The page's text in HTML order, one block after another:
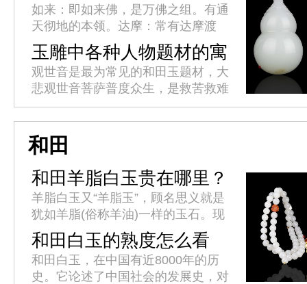
如来：即如来佛，是万佛之组。有通
天彻地的本领。达摩：常有达摩渡
江，达摩过海，达摩面壁等造型。
玉雕中各种人物题材的寓
意
观世音是最为常见的和田玉题材，大
悲观世音菩萨普度众生，是救苦救难
的化身。人们常佩戴或供奉在家中，
祈求平安吉祥。观音心性柔和，仪态
端庄，世事洞明，能永保平安，消
灾...
和田
和田羊脂白玉贵在哪里？
羊脂白玉又“羊脂玉”，顾名思义就是
犹如羊脂(俗称羊油)一样的玉石。现
代对羊脂白玉的标准是：其透闪石成
分必须达到99%以上，羊脂白玉的鉴
别还必须满足，质地纯、结构...
和田白玉的熟度怎么看
呢？
和田白玉，在中国有近8000年的历
史。它论述了中国社会的发展史，对